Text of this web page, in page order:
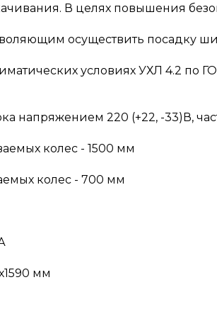
В целях повышения
осуществить посадку
условиях УХЛ 4.2 по
напряжением 220 (+22, -33)В,
колес - 1500 мм
колес - 700 мм
мм